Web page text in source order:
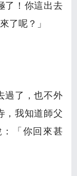
了！你這出去
了呢？」
過了，也不外
，我知道師父
「你回來甚